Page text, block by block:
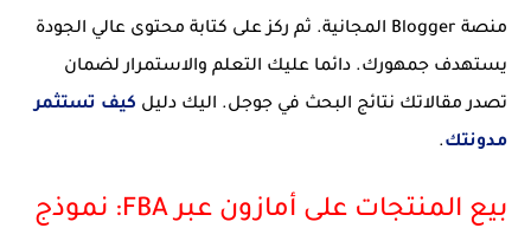
منصة Blogger المجانية. ثم ركز على كتابة محتوى عالي الجودة
يستهدف جمهورك. دائما عليك التعلم والاستمرار لضمان
تصدر مقالاتك نتائج البحث في جوجل. اليك دليل كيف تستثمر
مدونتك.
بيع المنتجات على أمازون عبر FBA: نموذج